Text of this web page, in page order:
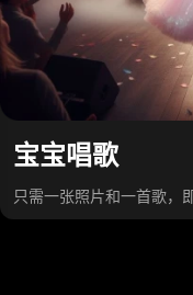
宝宝唱歌
只需一张照片和一首歌，